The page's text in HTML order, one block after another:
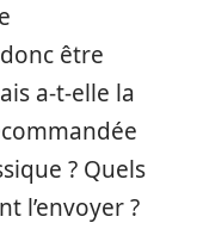
être
a-t-elle la
? Quels
l’envoyer ?